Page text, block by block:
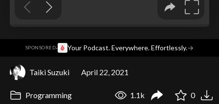
SPONSORED· Your Podcast. Everywhere. Effortlessly.→
Taiki Suzuki April 22, 2021
Programming 1.1k 0